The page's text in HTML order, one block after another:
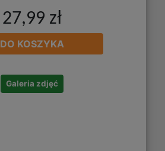
27,99 zł
DO KOSZYKA
Galeria zdjęć